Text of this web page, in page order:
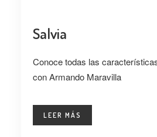
Salvia
Conoce todas las
con Armando Maravilla
LEER MÁS